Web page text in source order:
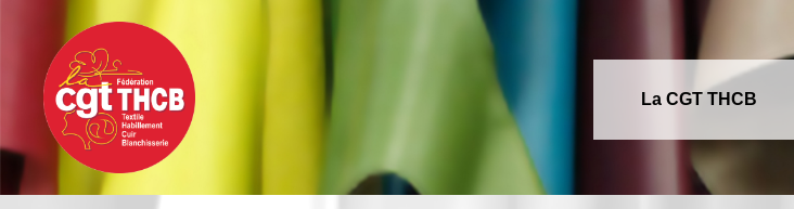
contenu
principal
La CGT THCB